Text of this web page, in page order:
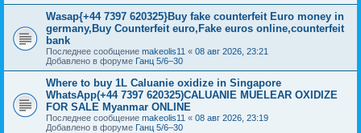
Wasap{+44 7397 620325}Buy fake counterfeit Euro money in
germany,Buy Counterfeit euro,Fake euros online,counterfeit
bank
Последнее сообщение makeolis11 « 08 авг 2026, 23:21
Добавлено в форуме Ганц 5/6–30
Where to buy 1L Caluanie oxidize in Singapore
WhatsApp(+44 7397 620325)CALUANIE MUELEAR OXIDIZE
FOR SALE Myanmar ONLINE
Последнее сообщение makeolis11 « 08 авг 2026, 23:19
Добавлено в форуме Ганц 5/6–30